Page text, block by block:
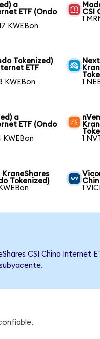
a
ETF (Ondo
KWEBon
CSI
1
Tokenized)
ETF
KWEBon
1
a
ETF (Ondo
KWEBon
1
KraneShares
Tokenized)
1
CSI China Internet